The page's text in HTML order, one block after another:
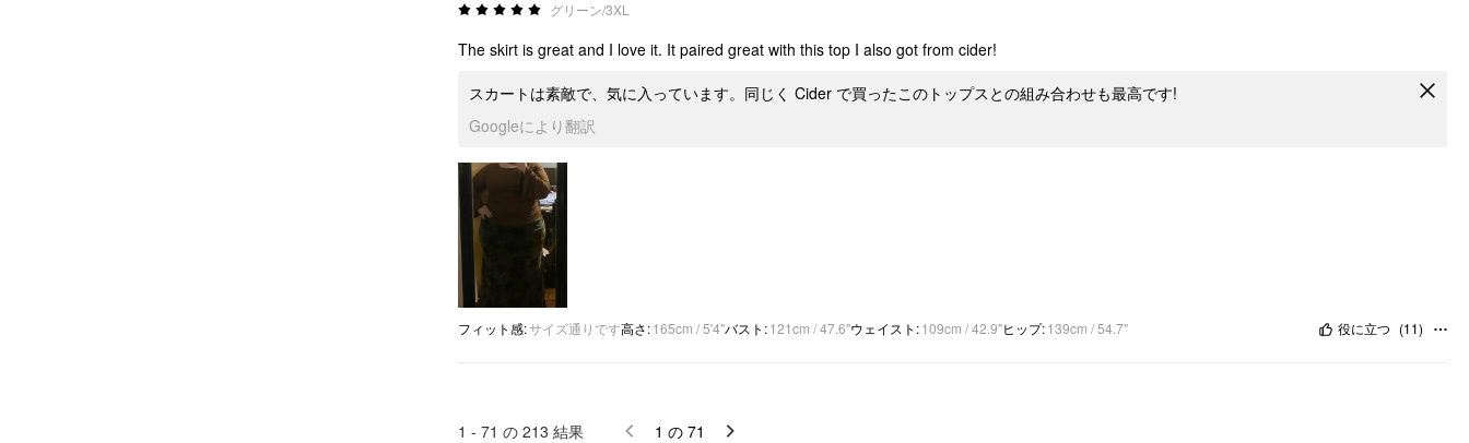
グリーン/3XL
The skirt is great and I love it. It paired great with this top I also got from cider!
スカートは素敵で、気に入っています。同じく Cider で買ったこのトップスとの組み合わせも最高です!
Googleにより翻訳
フィット感:サイズ通りです高さ:165cm / 5'4"バスト :121cm / 47.6"ウェイスト :109cm / 42.9"ヒップ:139cm / 54.7" 役に立つ (11)
1 - 71 の 213 結果 1 の 71